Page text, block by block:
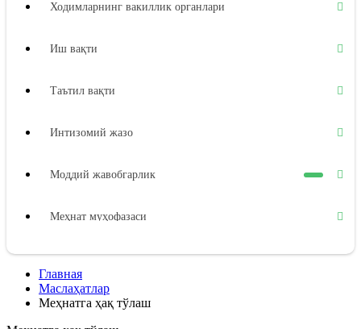
Ходимларнинг вакиллик органлари
Иш вақти
Таътил вақти
Интизомий жазо
Моддий жавобгарлик
Меҳнат муҳофазаси
Ижтимоий таъминот
Меҳнатга ҳақ тўлаш
Главная
Маслаҳатлар
Меҳнатга ҳақ тўлаш